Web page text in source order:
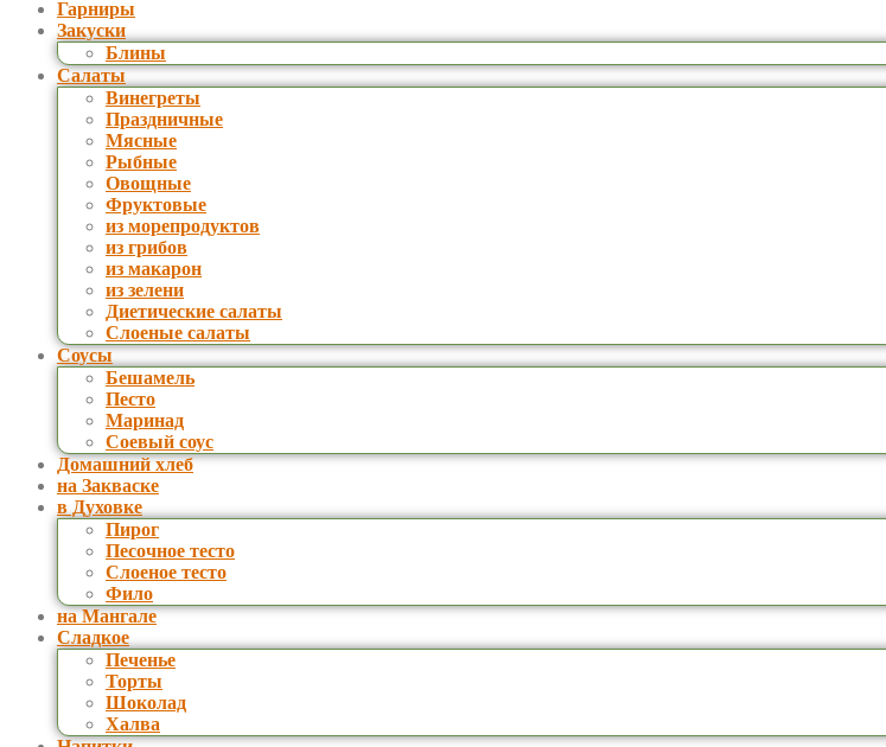
Гарниры
Закуски
Блины
Салаты
Винегреты
Праздничные
Мясные
Рыбные
Овощные
Фруктовые
из морепродуктов
из грибов
из макарон
из зелени
Диетические салаты
Слоеные салаты
Соусы
Бешамель
Песто
Маринад
Соевый соус
Домашний хлеб
на Закваске
в Духовке
Пирог
Песочное тесто
Слоеное тесто
Фило
на Мангале
Сладкое
Печенье
Торты
Шоколад
Халва